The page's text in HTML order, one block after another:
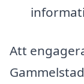
Att